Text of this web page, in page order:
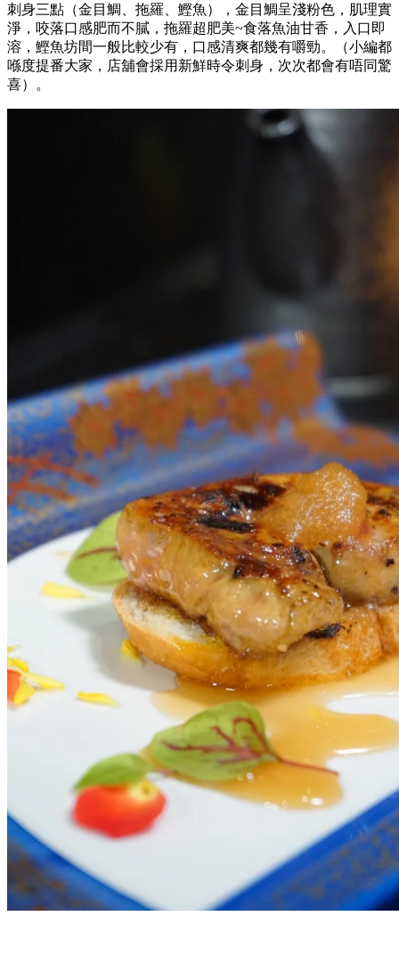
刺身三點（金目鯛、拖羅、鰹魚），金目鯛呈淺粉色，肌理實
淨，咬落口感肥而不膩，拖羅超肥美~食落魚油甘香，入口即
溶，鰹魚坊間一般比較少有，口感清爽都幾有嚼勁。（小編都
喺度提番大家，店舖會採用新鮮時令刺身，次次都會有唔同驚
喜）。